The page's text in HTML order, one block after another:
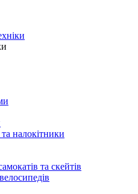
налокітники
та скейтів